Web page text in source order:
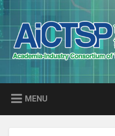
Skip
to
content
Search
AICTSP 台灣
產學
Academia-Industry
in
MENU